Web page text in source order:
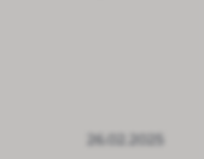
26.02.2025